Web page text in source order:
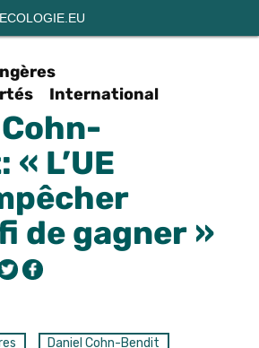
International
L’UE
de gagner »
Daniel Cohn-Bendit